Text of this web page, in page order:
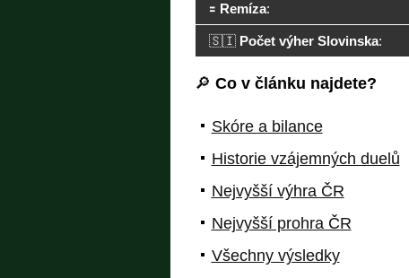
🟰 Remíza:
🇸🇮 Počet výher Slovinska:
🔎 Co v článku najdete?
Skóre a bilance
Historie vzájemných duelů
Nejvyšší výhra ČR
Nejvyšší prohra ČR
Všechny výsledky